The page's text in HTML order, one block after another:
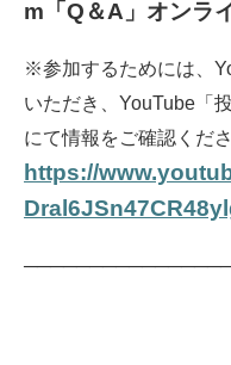
m「Q＆A」オンラ
※参加するためには、
いただき、 YouTube「
にて情報をご確認くださ
https://